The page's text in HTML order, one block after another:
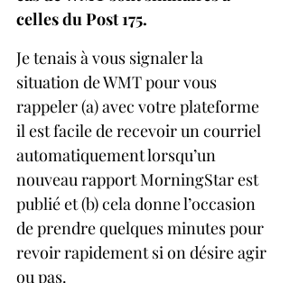
celles du Post 175.
Je tenais à vous signaler la
situation de WMT pour vous
rappeler (a) avec votre plateforme
il est facile de recevoir un courriel
automatiquement lorsqu’un
nouveau rapport MorningStar est
publié et (b) cela donne l’occasion
de prendre quelques minutes pour
revoir rapidement si on désire agir
ou pas.